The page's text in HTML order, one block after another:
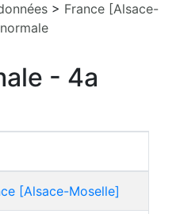
> France [Alsace-
- 4a
[Alsace-Moselle]